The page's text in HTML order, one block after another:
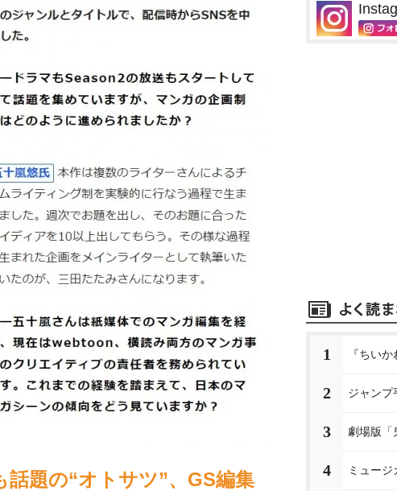
題の“オトサツ”、GS編集
1 『ちい
2 ジャンプ
3 劇場版「
4 ミュー